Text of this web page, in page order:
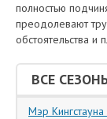
полностью
преодолевают
обстоятельства и
ВСЕ
Мэр Кингстауна